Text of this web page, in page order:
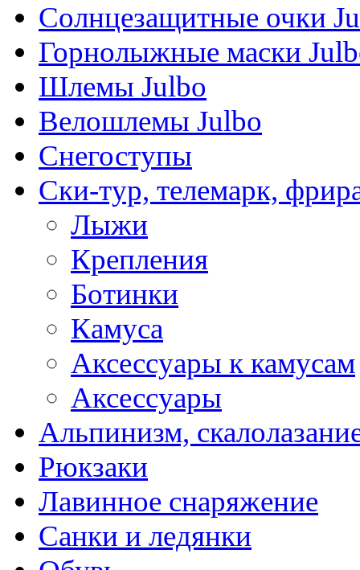
Солнцезащитные очки
Горнолыжные маски
Шлемы Julbo
Велошлемы Julbo
Снегоступы
Ски-тур, телемарк,
Лыжи
Крепления
Ботинки
Камуса
Аксессуары к камусам
Аксессуары
Альпинизм,
Рюкзаки
Лавинное снаряжение
Санки и ледянки